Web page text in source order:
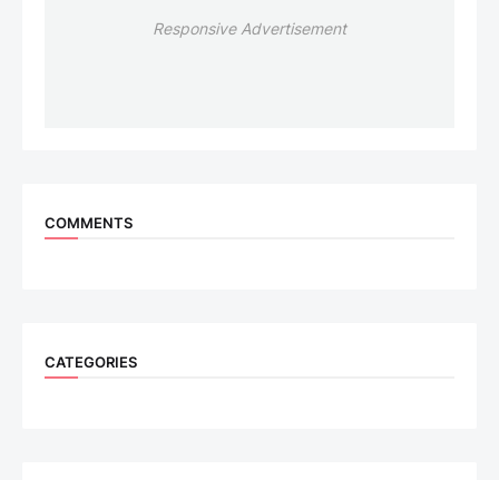
Responsive Advertisement
COMMENTS
CATEGORIES